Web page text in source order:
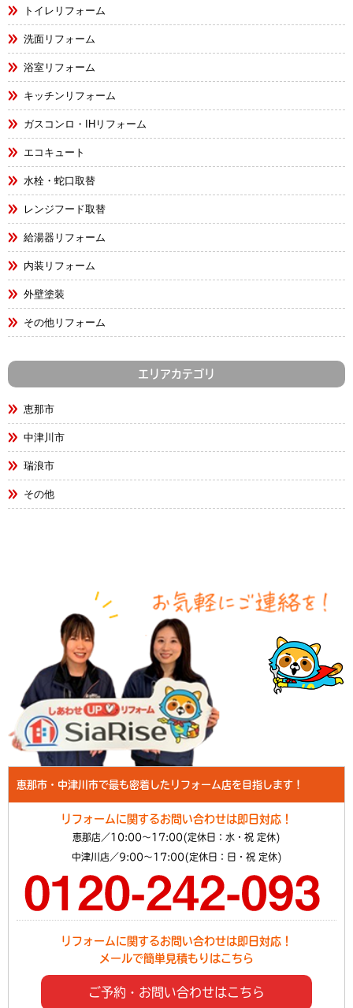
トイレリフォーム
洗面リフォーム
浴室リフォーム
キッチンリフォーム
ガスコンロ・IHリフォーム
エコキュート
水栓・蛇口取替
レンジフード取替
給湯器リフォーム
内装リフォーム
外壁塗装
その他リフォーム
エリアカテゴリ
恵那市
中津川市
瑞浪市
その他
恵那市・中津川市で最も密着したリフォーム店を目指します！
リフォームに関するお問い合わせは即日対応！
恵那店／10:00～17:00(定休日：水・祝 定休)
中津川店／9:00～17:00(定休日：日・祝 定休)
リフォームに関するお問い合わせは即日対応！
メールで簡単見積もりはこちら
ご予約・お問い合わせはこちら